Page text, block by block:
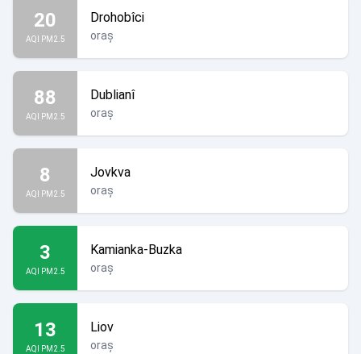
20
AQI PM2.5
Drohobîci
oraș
88
AQI PM2.5
Dublianî
oraș
8
AQI PM2.5
Jovkva
oraș
3
AQI PM2.5
Kamianka-Buzka
oraș
13
AQI PM2.5
Liov
oraș